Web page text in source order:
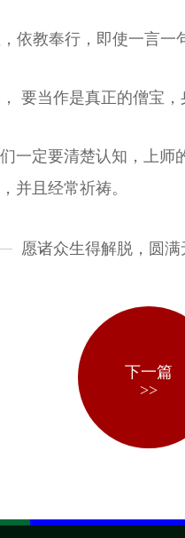
依教奉行，即使一言
要当作是真正的僧宝
一定要清楚认知，上
并且经常祈祷。
愿诸众生得解脱，圆满
下一篇
>>